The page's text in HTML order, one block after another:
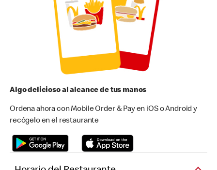
Algo delicioso al alcance de tus manos
Ordena ahora con Mobile Order & Pay en iOS o Android y
recógelo en el restaurante